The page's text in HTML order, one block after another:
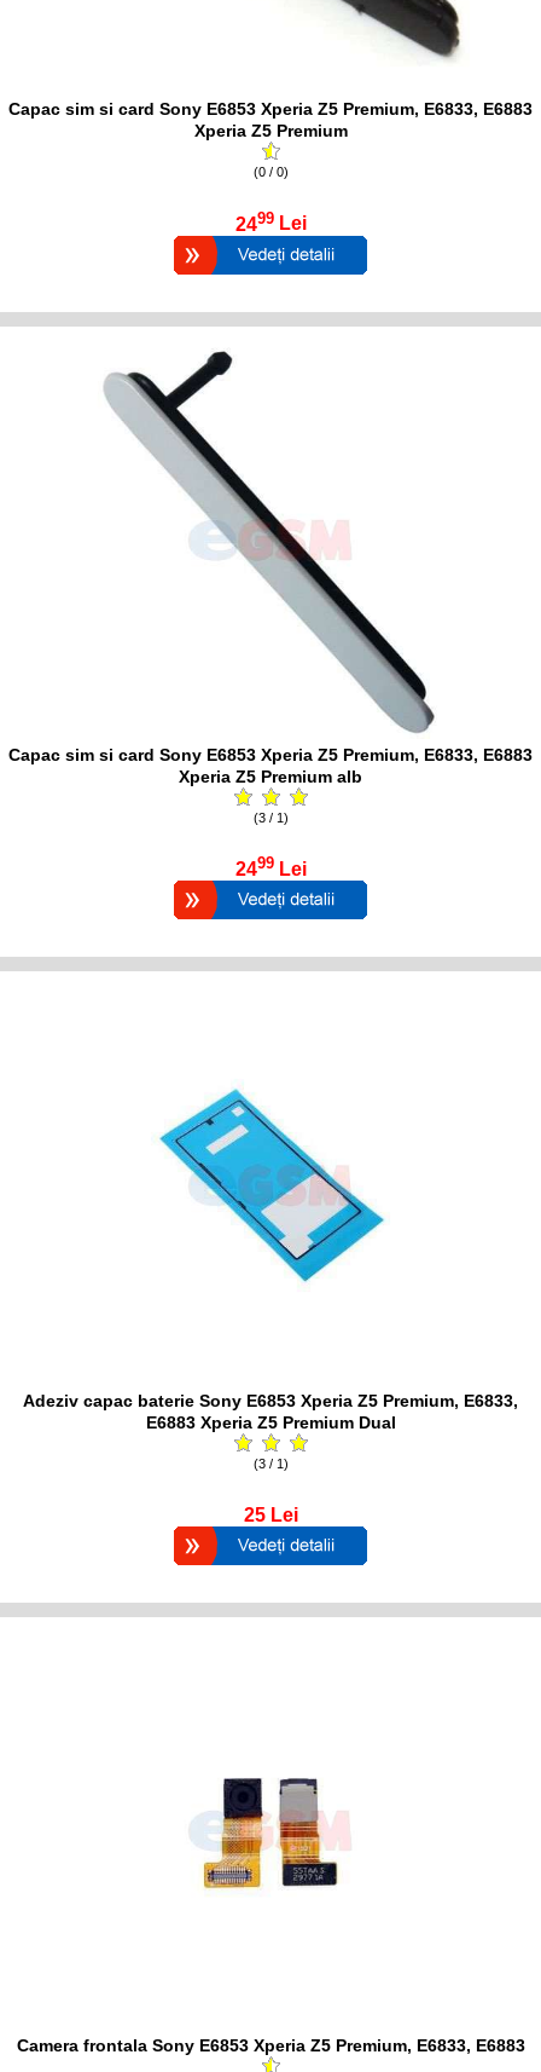
Capac sim si card Sony E6853 Xperia Z5 Premium, E6833, E6883
Xperia Z5 Premium
(0 / 0)
2499 Lei
Capac sim si card Sony E6853 Xperia Z5 Premium, E6833, E6883
Xperia Z5 Premium alb
(3 / 1)
2499 Lei
Adeziv capac baterie Sony E6853 Xperia Z5 Premium, E6833,
E6883 Xperia Z5 Premium Dual
(3 / 1)
25 Lei
Camera frontala Sony E6853 Xperia Z5 Premium, E6833, E6883